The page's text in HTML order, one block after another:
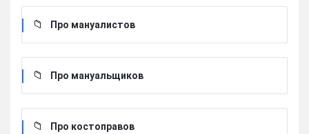
Про мануалистов
Про мануальщиков
Про костоправов